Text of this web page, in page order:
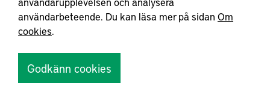
användarbeteende. Du kan läsa mer på sidan Om
cookies.
Godkänn cookies